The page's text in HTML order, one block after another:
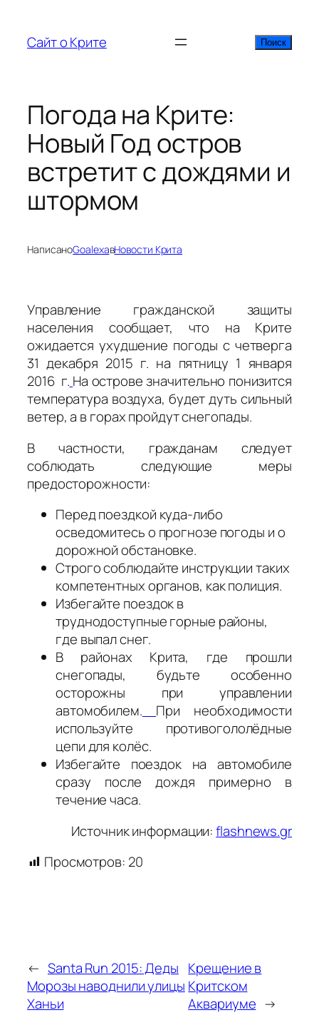
содержимому
Сайт о Крите Поиск
Поиск
Погода на Крите:
Новый Год остров
встретит с дождями и
штормом
НаписаноGoalexaвНовости Крита
Управление гражданской защиты
населения сообщает, что на Крите
ожидается ухудшение погоды с четверга
31 декабря 2015 г. на пятницу 1 января
2016 г. На острове значительно понизится
температура воздуха, будет дуть сильный
ветер, а в горах пройдут снегопады.
В частности, гражданам следует
соблюдать следующие меры
предосторожности:
Перед поездкой куда-либо
осведомитесь о прогнозе погоды и о
дорожной обстановке.
Строго соблюдайте инструкции таких
компетентных органов, как полиция.
Избегайте поездок в
труднодоступные горные районы,
где выпал снег.
В районах Крита, где прошли
снегопады, будьте особенно
осторожны при управлении
автомобилем.
При необходимости
используйте противогололёдные
цепи для колёс.
Избегайте поездок на автомобиле
сразу после дождя примерно в
течение часа.
Источник информации:flashnews.gr
Просмотров: 20
← Santa Run 2015: Деды
Морозы наводнили улицы
Ханьи
Крещение в
Критском
Аквариуме →